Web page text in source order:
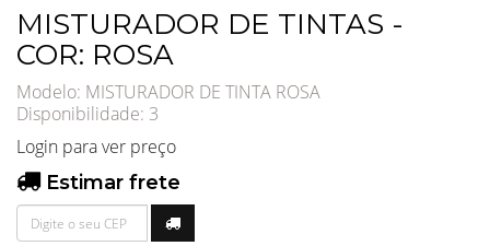
MISTURADOR DE TINTAS -
COR: ROSA
Modelo: MISTURADOR DE TINTA ROSA
Disponibilidade: 3
Login para ver preço
Estimar frete